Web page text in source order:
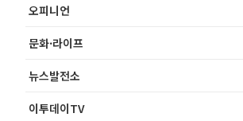
오피니언
문화·라이프
뉴스발전소
이투데이TV